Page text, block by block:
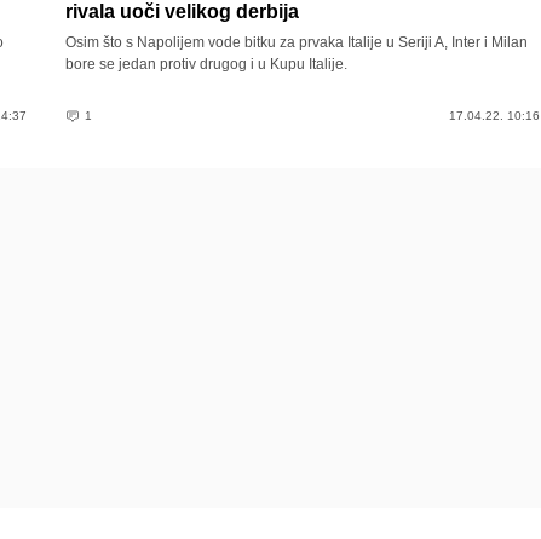
rivala uoči velikog derbija
Osim što s Napolijem vode bitku za prvaka Italije u Seriji A, Inter i Milan
bore se jedan protiv drugog i u Kupu Italije.
1 17.04.22. 10:16